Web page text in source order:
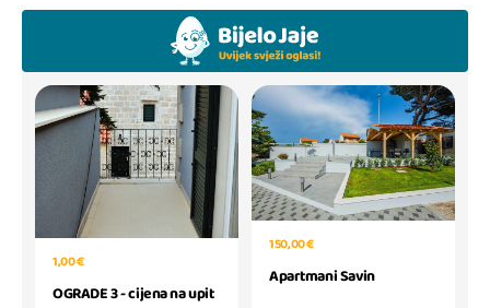
1,00 €
OGRADE 3 - cijena na upit
150,00 €
Apartmani Savin